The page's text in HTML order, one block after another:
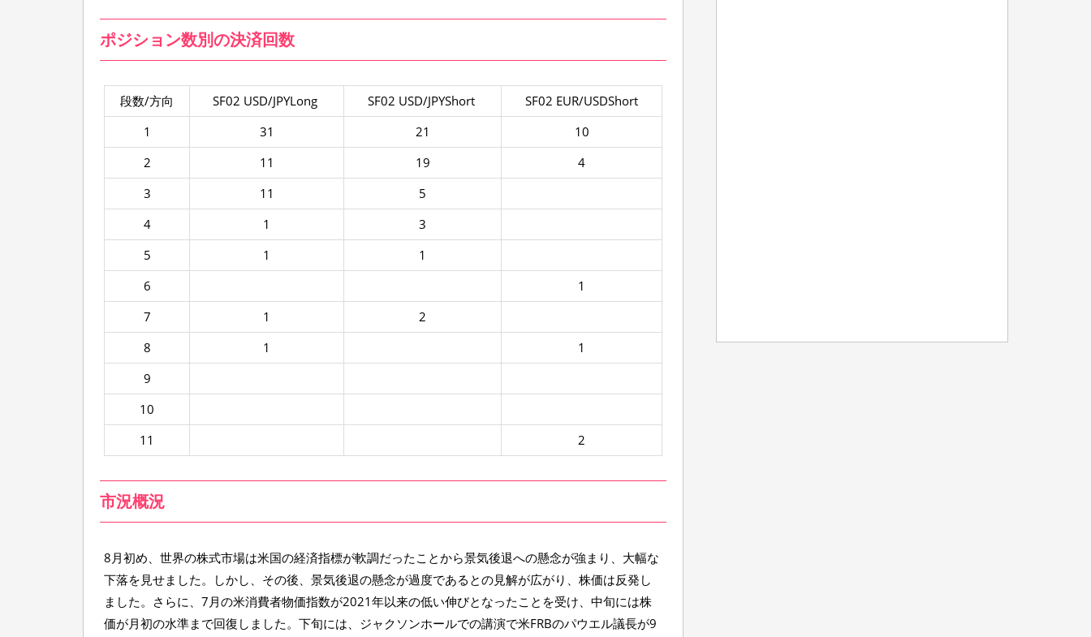
ポジション数別の決済回数
段数/方向 SF02 USD/JPYLong SF02 USD/JPYShort
SF02 EUR/USDShort
1
31 21
10
2
11 19
4
3
11
5
4
1
3
5
1
1
6
1
7
1
2
8
1
1
9
10
11
2
市況概況
8月初め、世界の株式市場は米国の経済指標が軟調だったことから景気後退への懸念が強まり、大幅な
下落を見せました。しかし、その後、景気後退の懸念が過度であるとの見解が広がり、株価は反発し
ました。さらに、7月の米消費者物価指数が2021年以来の低い伸びとなったことを受け、中旬には株
価が月初の水準まで回復しました。下旬には、ジャクソンホールでの講演で米FRBのパウエル議長が9